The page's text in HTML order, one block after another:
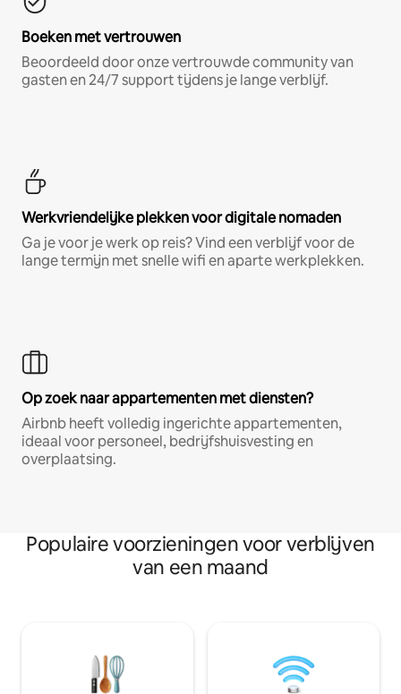
Boeken met vertrouwen
Beoordeeld door onze vertrouwde community van
gasten en 24/7 support tijdens je lange verblijf.
Werkvriendelijke plekken voor digitale nomaden
Ga je voor je werk op reis? Vind een verblijf voor de
lange termijn met snelle wifi en aparte werkplekken.
Op zoek naar appartementen met diensten?
Airbnb heeft volledig ingerichte appartementen,
ideaal voor personeel, bedrijfshuisvesting en
overplaatsing.
Populaire voorzieningen voor verblijven
van een maand